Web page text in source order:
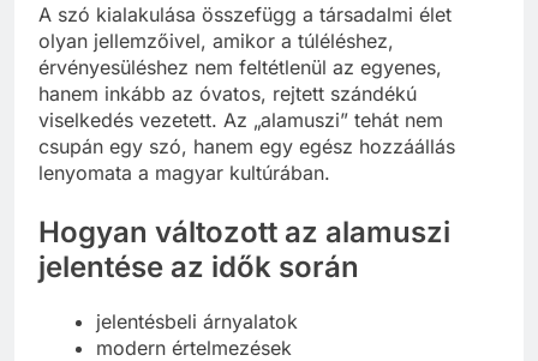
A szó kialakulása összefügg a társadalmi élet
olyan jellemzőivel, amikor a túléléshez,
érvényesüléshez nem feltétlenül az egyenes,
hanem inkább az óvatos, rejtett szándékú
viselkedés vezetett. Az „alamuszi” tehát nem
csupán egy szó, hanem egy egész hozzáállás
lenyomata a magyar kultúrában.
Hogyan változott az alamuszi
jelentése az idők során
jelentésbeli árnyalatok
modern értelmezések